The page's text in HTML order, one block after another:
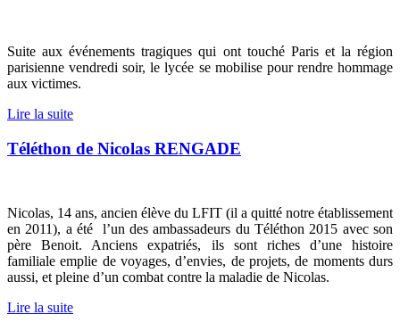
Suite aux événements tragiques qui ont touché Paris et la région
parisienne vendredi soir, le lycée se mobilise pour rendre hommage
aux victimes.
Lire la suite
Téléthon de Nicolas RENGADE
Nicolas, 14 ans, ancien élève du LFIT (il a quitté notre établissement
en 2011), a été l’un des ambassadeurs du Téléthon 2015 avec son
père Benoit. Anciens expatriés, ils sont riches d’une histoire
familiale emplie de voyages, d’envies, de projets, de moments durs
aussi, et pleine d’un combat contre la maladie de Nicolas.
Lire la suite